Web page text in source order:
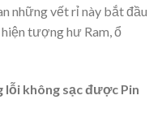
những vết rỉ này bắt đầu
hiện tượng hư Ram, ổ
không sạc được Pin